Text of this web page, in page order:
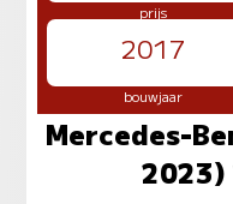
prijs
2017
bouwjaar
Mercedes-
2023)